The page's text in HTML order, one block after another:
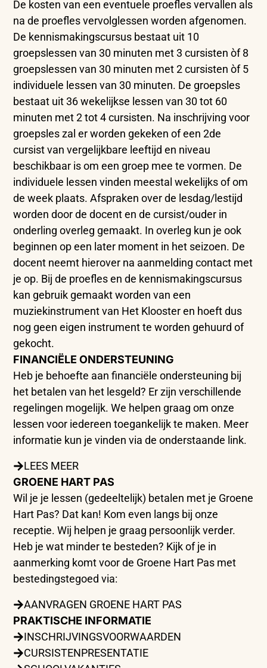
De kosten van een eventuele proefles vervallen als
na de proefles vervolglessen worden afgenomen.
De kennismakingscursus bestaat uit 10
groepslessen van 30 minuten met 3 cursisten òf 8
groepslessen van 30 minuten met 2 cursisten òf 5
individuele lessen van 30 minuten. De groepsles
bestaat uit 36 wekelijkse lessen van 30 tot 60
minuten met 2 tot 4 cursisten. Na inschrijving voor
groepsles zal er worden gekeken of een 2de
cursist van vergelijkbare leeftijd en niveau
beschikbaar is om een groep mee te vormen. De
individuele lessen vinden meestal wekelijks of om
de week plaats. Afspraken over de lesdag/lestijd
worden door de docent en de cursist/ouder in
onderling overleg gemaakt. In overleg kun je ook
beginnen op een later moment in het seizoen. De
docent neemt hierover na aanmelding contact met
je op. Bij de proefles en de kennismakingscursus
kan gebruik gemaakt worden van een
muziekinstrument van Het Klooster en hoeft dus
nog geen eigen instrument te worden gehuurd of
gekocht.
FINANCIËLE ONDERSTEUNING
Heb je behoefte aan financiële ondersteuning bij
het betalen van het lesgeld? Er zijn verschillende
regelingen mogelijk. We helpen graag om onze
lessen voor iedereen toegankelijk te maken. Meer
informatie kun je vinden via de onderstaande link.
LEES MEER
GROENE HART PAS
Wil je je lessen (gedeeltelijk) betalen met je Groene
Hart Pas? Dat kan! Kom even langs bij onze
receptie. Wij helpen je graag persoonlijk verder.
Heb je wat minder te besteden? Kijk of je in
aanmerking komt voor de Groene Hart Pas met
bestedingstegoed via:
AANVRAGEN GROENE HART PAS
PRAKTISCHE INFORMATIE
INSCHRIJVINGSVOORWAARDEN
CURSISTENPRESENTATIE